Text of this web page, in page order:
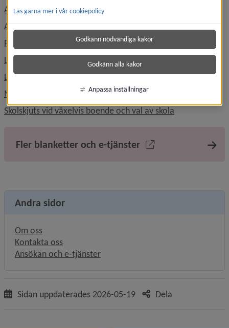
Anmäla frånvaro i skolan
Ansökan specialkost och behovanpassade måltider
Förändring av skolgång
Ledighetsansökan
Läsårstider och lov
Mottagande av nyanländ elev
Skolskjuts vid växelvis boende och val av skola
Fler blanketter och e-tjänster
Andra sidor
Om oss
Kontakta oss
Ansökan och e-tjänster
Sidan uppdaterades 2026-05-19 Dela
Läs gärna mer i vår cookiepolicy
Godkänn nödvändiga kakor
Godkänn alla kakor
Anpassa inställningar